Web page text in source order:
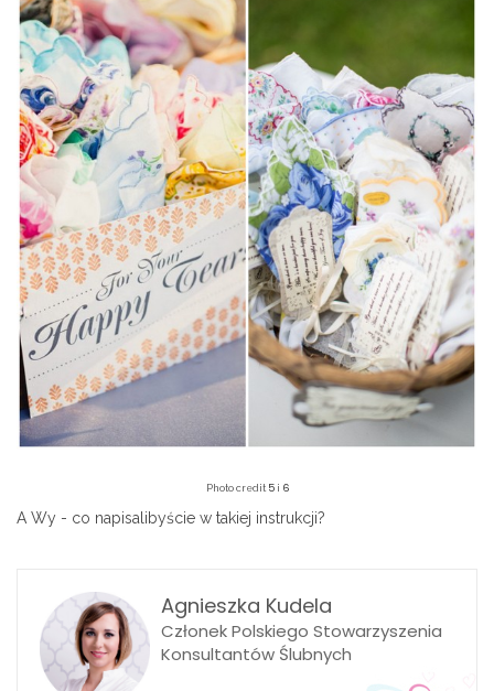
Photo credit 5i 6
A Wy - co napisalibyście w takiej instrukcji?
Agnieszka Kudela
Członek Polskiego Stowarzyszenia
Konsultantów Ślubnych